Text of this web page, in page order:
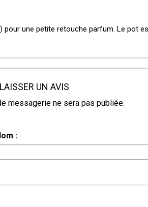
une petite retouche parfum. Le pot
LAISSER UN AVIS
messagerie ne sera pas publiée.
: